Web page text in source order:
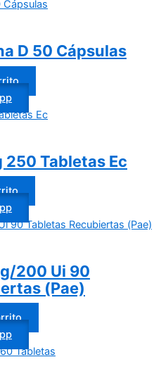
D 50 Cápsulas
Tabletas Ec
200 Ui 90
(Pae)